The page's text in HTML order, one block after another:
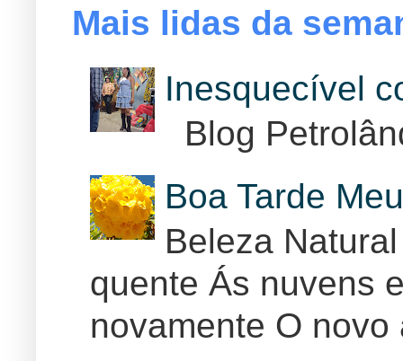
Mais lidas da
Inesquecível
Blog
Boa Tarde
Beleza
quente Ás nuvens
novamente O